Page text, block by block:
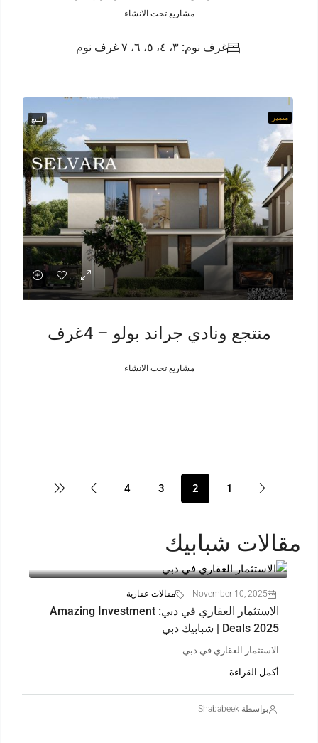
مشاريع تحت الانشاء
غرف نوم: ٣، ٤، ٥، ٦، ٧ غرف نوم
متميز للبيع
منتجع ونادي جراند بولو – 4غرف
مشاريع تحت الانشاء
1
2
3
4
مقالات شبابيك